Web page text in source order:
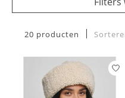
20 producten